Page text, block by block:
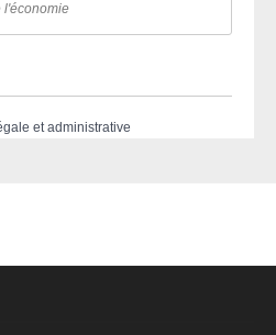
l'économie
et administrative